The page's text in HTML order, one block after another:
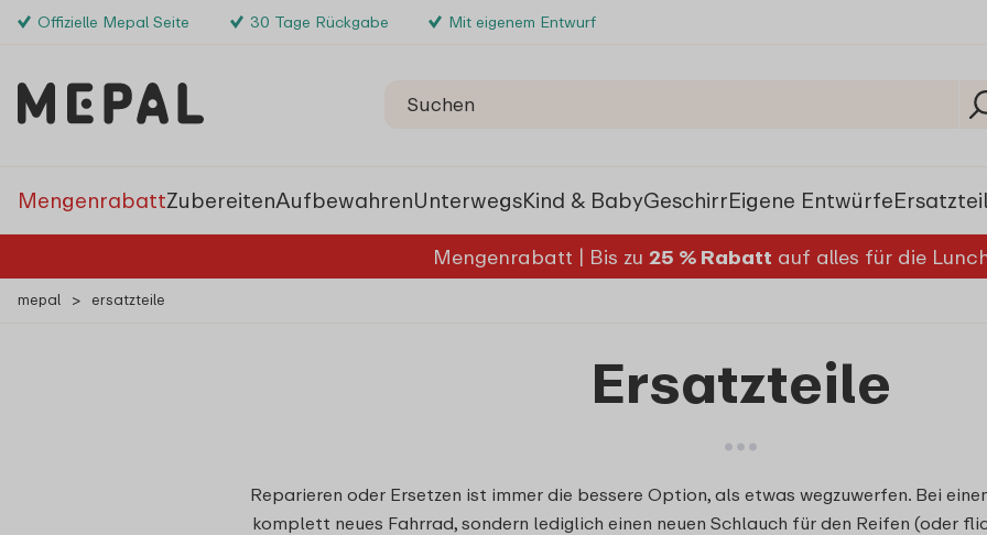
Offizielle Mepal Seite 30 Tage Rückgabe Mit eigenem Entwurf
MengenrabattZubereitenAufbewahrenUnterwegsKind & BabyGeschirrEigene Entwürfe
Mengenrabatt | Bis zu 25 % Rabatt auf alles für die
mepal > ersatzteile
Ersatzteile
Reparieren oder Ersetzen ist immer die bessere Option, als etwas wegzuwerfen. Bei
komplett neues Fahrrad, sondern lediglich einen neuen Schlauch für den Reifen (oder